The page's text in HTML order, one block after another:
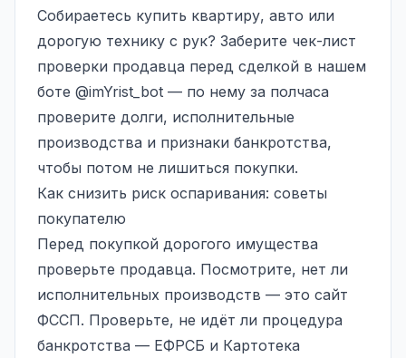
Собираетесь купить квартиру, авто или
дорогую технику с рук? Заберите чек-лист
проверки продавца перед сделкой в нашем
боте @imYrist_bot — по нему за полчаса
проверите долги, исполнительные
производства и признаки банкротства,
чтобы потом не лишиться покупки.
Как снизить риск оспаривания: советы
покупателю
Перед покупкой дорогого имущества
проверьте продавца. Посмотрите, нет ли
исполнительных производств — это сайт
ФССП. Проверьте, не идёт ли процедура
банкротства — ЕФРСБ и Картотека